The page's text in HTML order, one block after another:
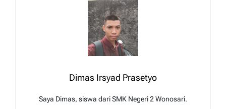
Dimas Irsyad Prasetyo
Saya Dimas, siswa dari SMK Negeri 2 Wonosari.